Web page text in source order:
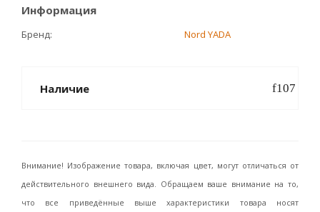
Информация
Бренд Nord YADA
Наличие
Внимание! Изображение товара, включая цвет, могут отличаться от
действительного внешнего вида. Обращаем ваше внимание на то,
что все приведённые выше характеристики товара носят